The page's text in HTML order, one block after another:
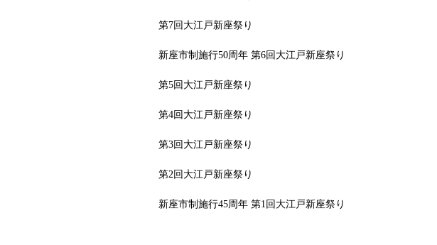
第7回大江戸新座祭り
新座市制施行50周年 第6回大江戸新座祭り
第5回大江戸新座祭り
第4回大江戸新座祭り
第3回大江戸新座祭り
第2回大江戸新座祭り
新座市制施行45周年 第1回大江戸新座祭り